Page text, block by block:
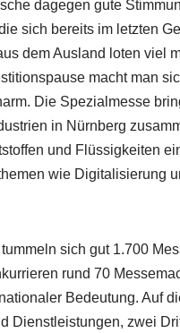
dagegen gute
sich bereits im letzten
dem Ausland loten viel
macht man
Die Spezialmesse
in Nürnberg
und Flüssigkeiten
wie Digitalisierung
sich gut 1.700
rund 70
Bedeutung. Auf
Dienstleistungen, zwei